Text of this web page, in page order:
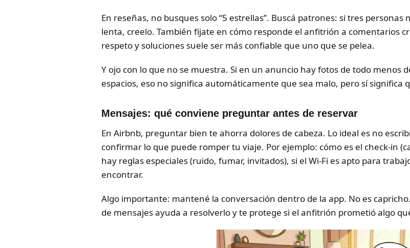
En reseñas, no busques solo “5 estrellas”. Buscá patrones: si tres
lenta, creelo. También fijate en cómo responde el anfitrión a comentarios
respeto y soluciones suele ser más confiable que uno que se pelea.
Y ojo con lo que no se muestra. Si en un anuncio hay fotos de todo menos
espacios, eso no significa automáticamente que sea malo, pero sí significa
Mensajes: qué conviene preguntar antes de reservar
En Airbnb, preguntar bien te ahorra dolores de cabeza. Lo ideal es no
confirmar lo que puede romper tu viaje. Por ejemplo: cómo es el check-in
hay reglas especiales (ruido, fumar, invitados), si el Wi-Fi es apto para
encontrar.
Algo importante: mantené la conversación dentro de la app. No es
de mensajes ayuda a resolverlo y te protege si el anfitrión prometió algo